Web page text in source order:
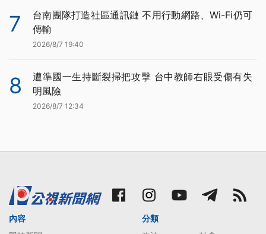
7
台南團隊打造社區通訊鏈 不用行動網路、Wi-Fi仍可
傳輸
2026/8/7 19:40
8
遭準國一生持斷裂掃把攻擊 台中教師右眼受傷有失
明風險
2026/8/7 12:34
內容
分類